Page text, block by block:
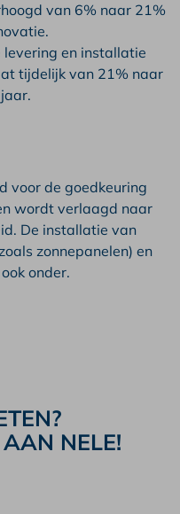
van 6% naar 21%
en installatie
tijdelijk van 21% naar
voor de goedkeuring
wordt verlaagd naar
De installatie van
zonnepanelen) en
onder.
NELE!